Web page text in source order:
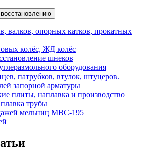
валков, опорных катков, прокатных
колёс, ЖД колёс
шнеков
оборудования
патрубков, втулок, штуцеров.
запорной арматуры
плиты, наплавка и производство
трубы
мельниц МВС-195